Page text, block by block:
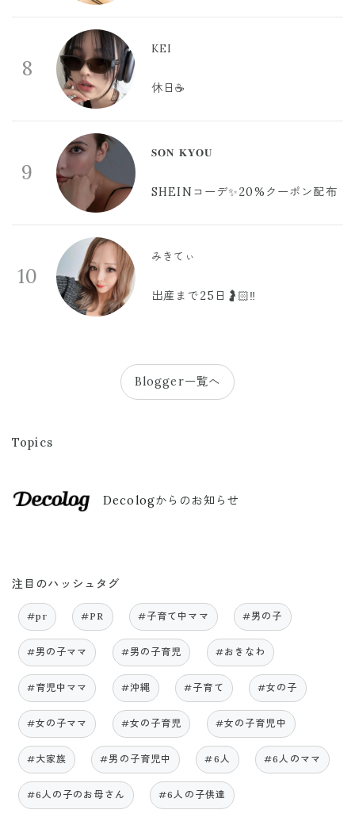
8
KEI
休日☕️
9
𝐒𝐎𝐍 𝐊𝐘𝐎𝐔
SHEINコーデ✨20%クーポン配布
10
みきてぃ
出産まで25日🤰🏻‼️
Blogger一覧へ
Topics
Decologからのお知らせ
注目のハッシュタグ
#pr #PR #子育て中ママ #男の子
#男の子ママ #男の子育児 #おきなわ
#育児中ママ #沖縄 #子育て #女の子
#女の子ママ #女の子育児 #女の子育児中
#大家族 #男の子育児中 #6人 #6人のママ
#6人の子のお母さん #6人の子供達